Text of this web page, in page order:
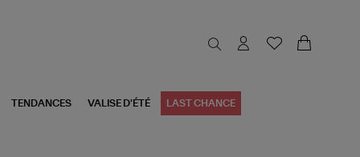
TENDANCES VALISE D'ÉTÉ LAST CHANCE